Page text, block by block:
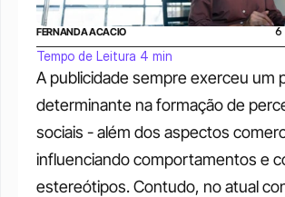
A publicidade sempre exerceu um
determinante na formação de
sociais - além dos aspectos
influenciando comportamentos e
estereótipos. Contudo, no atual
FERNANDA ACACIO 6
Tempo de Leitura 4 min